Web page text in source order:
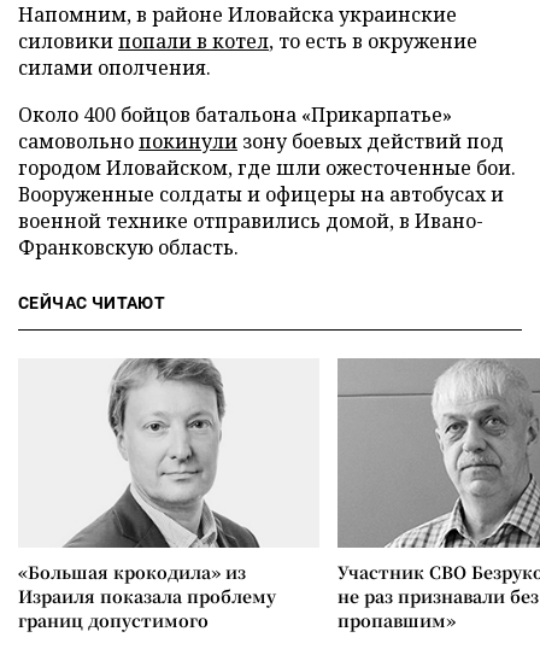
Напомним, в районе Иловайска украинские
силовикипопали в котел, то есть в окружение
силами ополчения.
Около 400 бойцов батальона «Прикарпатье»
самовольнопокинули зону боевых действий под
городом Иловайском, где шли ожесточенные бои.
Вооруженные солдаты и офицеры на автобусах и
военной технике отправились домой, в Ивано-
Франковскую область.
СЕЙЧАС ЧИТАЮТ
«Большая крокодила» из
Израиля показала проблему
границ допустимого
Участник СВО
не раз признавали
пропавшим»